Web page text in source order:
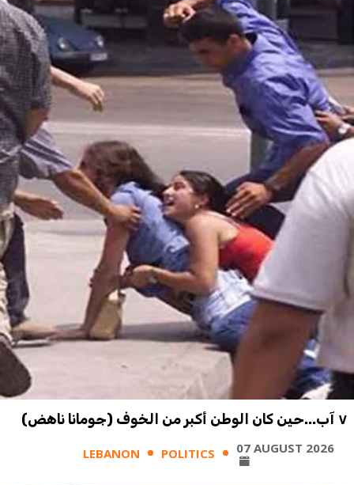
٧ آب...حين كان الوطن أكبر من الخوف (جومانا ناهض)
LEBANON POLITICS 07 AUGUST 2026